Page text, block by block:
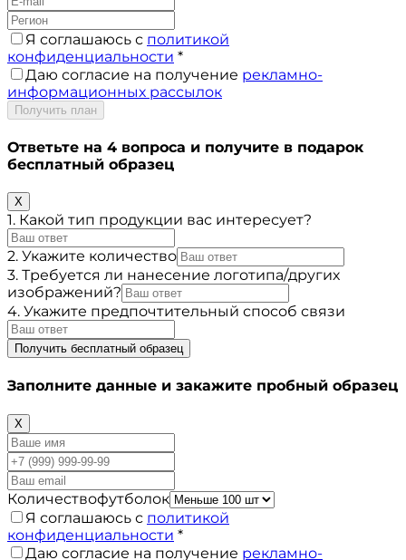
Я соглашаюсь с политикой
конфиденциальности *
Даю согласие на получение рекламно-
информационных рассылок
Получить план
Ответьте на 4 вопроса и получите в подарок
бесплатный образец
X
1. Какой тип продукции вас интересует?
2. Укажите количество
3. Требуется ли нанесение логотипа/других
изображений?
4. Укажите предпочтительный способ связи
Получить бесплатный образец
Заполните данные и закажите пробный образец
X
Количествофутболок
Я соглашаюсь с политикой
конфиденциальности *
Даю согласие на получение рекламно-